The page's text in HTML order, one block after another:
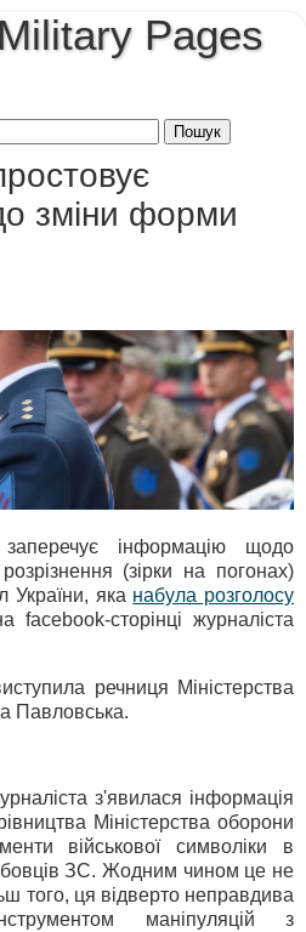
Pages
зміни форми
заперечує інформацію щодо
(зірки на погонах)
України, яка набула розголосу
facebook-сторінці журналіста
речниця Міністерства
Павловська.
з'явилася інформація
Міністерства оборони
військової символіки в
ЗС. Жодним чином це не
того, ця відверто неправдива
маніпуляцій з